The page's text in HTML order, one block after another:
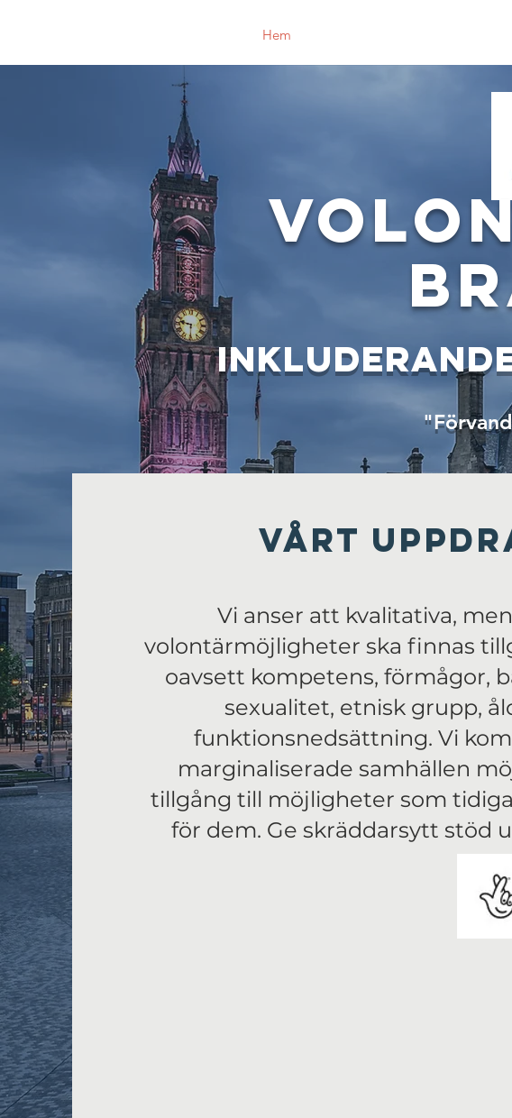
Hem
Vårt
Vi anser att kvalitativa,
volontärmöjligheter ska finnas
oavsett kompetens, förmågor,
sexualitet, etnisk grupp,
funktionsnedsättning. Vi
marginaliserade samhällen
tillgång till möjligheter som
för dem. Ge skräddarsytt stöd